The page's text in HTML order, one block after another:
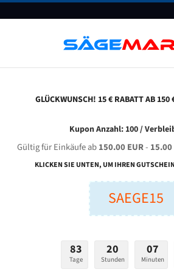
FAQ GUTSCHEINE
COSEN C-650 MNC für 5300 mm Bi-
Breite (mm):
GLÜCKWUNSCH! 15 € RABATT AB 150
Kupon Anzahl: 100 /
Gültig für Einkäufe ab150.00 EUR- 15.00
KLICKEN SIE UNTEN, UM IHREN
SAEGE15
83
Tage
20
Stunden
07
Minuten